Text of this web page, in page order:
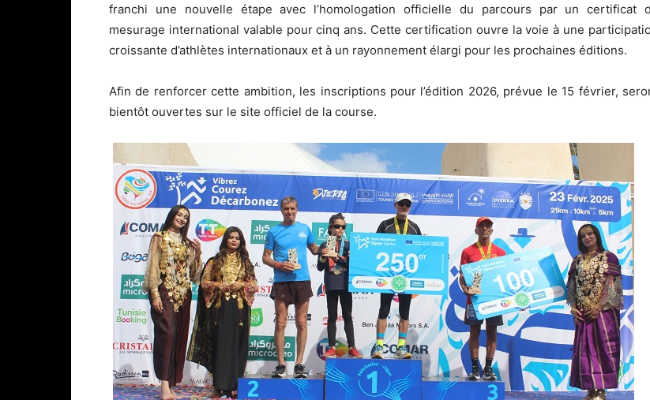
franchi une nouvelle étape avec l’homologation officielle du parcours par un certificat
mesurage international valable pour cinq ans. Cette certification ouvre la voie à une
croissante d’athlètes internationaux et à un rayonnement élargi pour les prochaines éditions.
Afin de renforcer cette ambition, les inscriptions pour l’édition 2026, prévue le 15 février,
bientôt ouvertes sur le site officiel de la course.